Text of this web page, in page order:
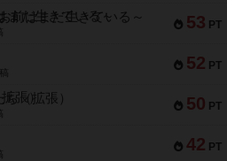
53 PT
はまだ生きている～
52 PT
50 PT
（拡張）
42 PT